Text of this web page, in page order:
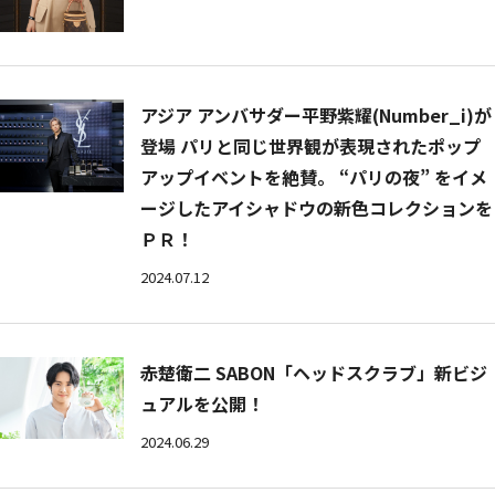
アジア アンバサダー平野紫耀(Number_i)が
登場 パリと同じ世界観が表現されたポップ
アップイベントを絶賛。 “パリの夜” をイメ
ージしたアイシャドウの新色コレクションを
ＰＲ！
2024.07.12
赤楚衛二 SABON「ヘッドスクラブ」新ビジ
ュアルを公開！
2024.06.29